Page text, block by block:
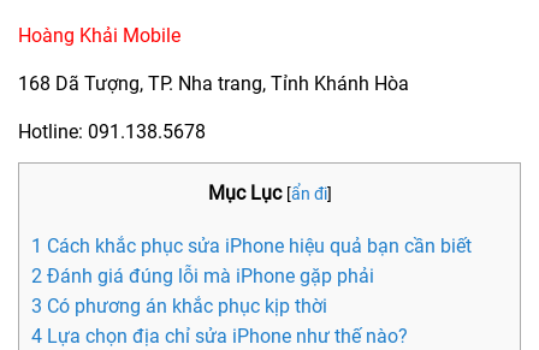
Hoàng Khải Mobile
168 Dã Tượng, TP. Nha trang, Tỉnh Khánh Hòa
Hotline: 091.138.5678
Mục Lục [ẩn đi]
1 Cách khắc phục sửa iPhone hiệu quả bạn cần biết
2 Đánh giá đúng lỗi mà iPhone gặp phải
3 Có phương án khắc phục kịp thời
4 Lựa chọn địa chỉ sửa iPhone như thế nào?